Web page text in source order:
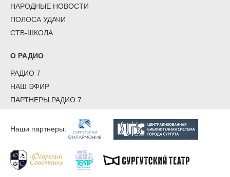
НАРОДНЫЕ НОВОСТИ
ПОЛОСА УДАЧИ
СТВ-ШКОЛА
О РАДИО
РАДИО 7
НАШ ЭФИР
ПАРТНЕРЫ РАДИО 7
Наши партнеры: